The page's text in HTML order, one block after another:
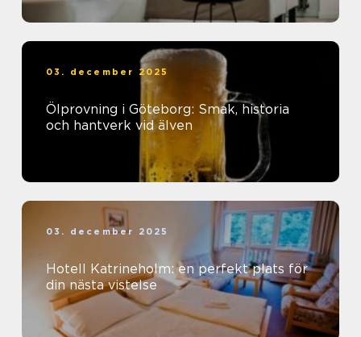
03. december 2025
Ölprovning i Göteborg: Smak, historia
och hantverk vid älven
03. december 2025
Hotell Katrineholm: en perfekt plats för
din nästa vistelse